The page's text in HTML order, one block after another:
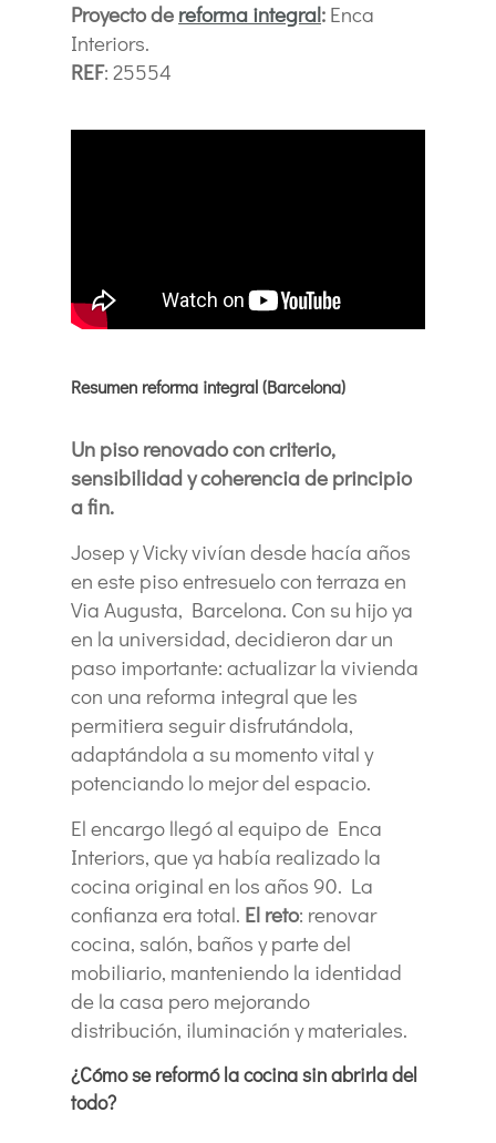
Proyecto de reforma integral: Enca
Interiors.
REF: 25554
Resumen reforma integral (Barcelona)
Un piso renovado con criterio,
sensibilidad y coherencia de principio
a fin.
Josep y Vicky vivían desde hacía años
en este piso entresuelo con terraza en
Via Augusta, Barcelona. Con su hijo ya
en la universidad, decidieron dar un
paso importante: actualizar la vivienda
con una reforma integral que les
permitiera seguir disfrutándola,
adaptándola a su momento vital y
potenciando lo mejor del espacio.
El encargo llegó al equipo de Enca
Interiors, que ya había realizado la
cocina original en los años 90. La
confianza era total. El reto: renovar
cocina, salón, baños y parte del
mobiliario, manteniendo la identidad
de la casa pero mejorando
distribución, iluminación y materiales.
¿Cómo se reformó la cocina sin abrirla del
todo?